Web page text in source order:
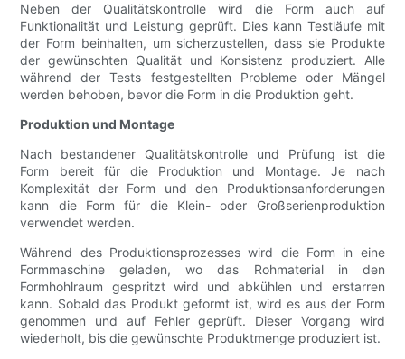
Neben der Qualitätskontrolle wird die Form auch auf
Funktionalität und Leistung geprüft. Dies kann Testläufe mit
der Form beinhalten, um sicherzustellen, dass sie Produkte
der gewünschten Qualität und Konsistenz produziert. Alle
während der Tests festgestellten Probleme oder Mängel
werden behoben, bevor die Form in die Produktion geht.
Produktion und Montage
Nach bestandener Qualitätskontrolle und Prüfung ist die
Form bereit für die Produktion und Montage. Je nach
Komplexität der Form und den Produktionsanforderungen
kann die Form für die Klein- oder Großserienproduktion
verwendet werden.
Während des Produktionsprozesses wird die Form in eine
Formmaschine geladen, wo das Rohmaterial in den
Formhohlraum gespritzt wird und abkühlen und erstarren
kann. Sobald das Produkt geformt ist, wird es aus der Form
genommen und auf Fehler geprüft. Dieser Vorgang wird
wiederholt, bis die gewünschte Produktmenge produziert ist.